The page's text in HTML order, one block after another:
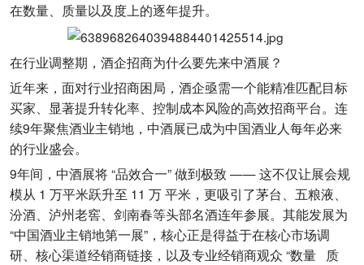
在数量、质量以及度上的逐年提升。
在行业调整期，酒企招商为什么要先来中酒展？
近年来，面对行业招商困局，酒企亟需一个能精准匹配目标
买家、显著提升转化率、控制成本风险的高效招商平台。连
续9年聚焦酒业主销地，中酒展已成为中国酒业人每年必来
的行业盛会。
9年间，中酒展将 “品效合一” 做到极致 —— 这不仅让展会规
模从 1 万平米跃升至 11 万 平米，更吸引了茅台、五粮液、
汾酒、泸州老窖、剑南春等头部名酒连年参展。其能发展为
“中国酒业主销地第一展”，核心正是得益于在核心市场调
研、核心渠道经销商链接，以及专业经销商观众 “数量 质